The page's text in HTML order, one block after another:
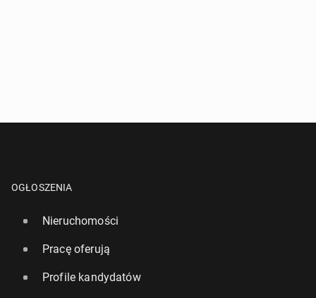
OGŁOSZENIA
Nieruchomości
Pracę oferują
Profile kandydatów